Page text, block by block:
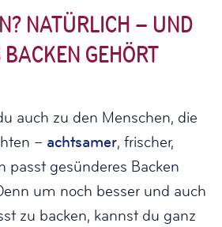
NATÜRLICH – UND
GEHÖRT
auch zu den Menschen, die
– achtsamer, frischer,
passt gesünderes Backen
um noch besser und auch
zu backen, kannst du ganz